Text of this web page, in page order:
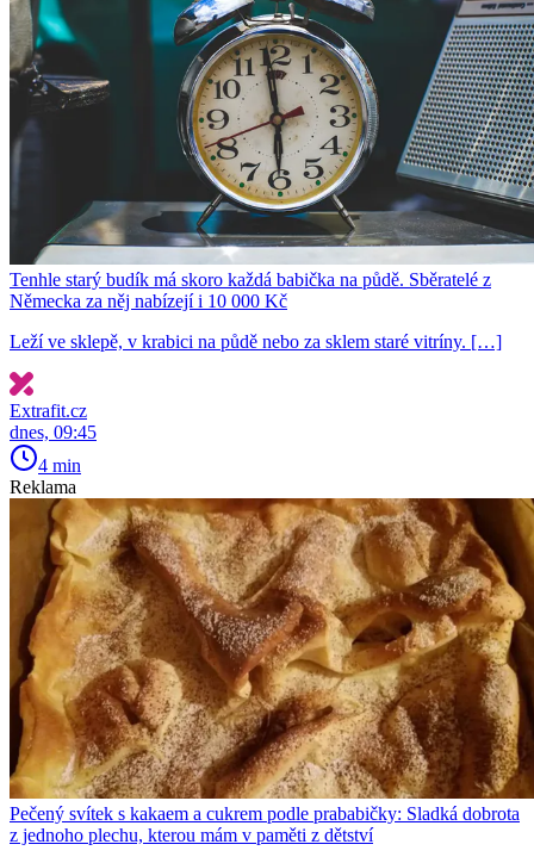
Tenhle starý budík má skoro každá babička na půdě. Sběratelé z
Německa za něj nabízejí i 10 000 Kč
Leží ve sklepě, v krabici na půdě nebo za sklem staré vitríny. […]
Extrafit.cz
dnes, 09:45
4 min
Reklama
Pečený svítek s kakaem a cukrem podle prababičky: Sladká dobrota
z jednoho plechu, kterou mám v paměti z dětství